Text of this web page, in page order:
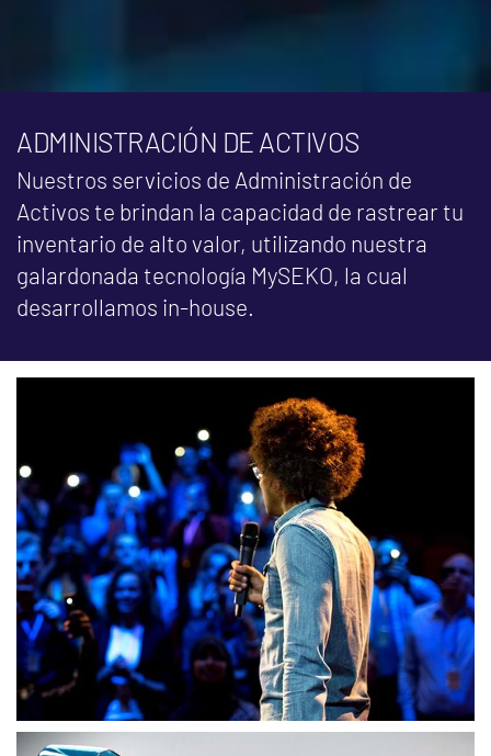
ADMINISTRACIÓN DE ACTIVOS
Nuestros servicios de Administración de
Activos te brindan la capacidad de rastrear tu
inventario de alto valor, utilizando nuestra
galardonada tecnología MySEKO, la cual
desarrollamos in-house.